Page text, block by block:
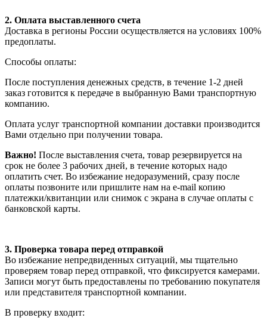
2. Оплата выставленного счета
Доставка в регионы России осуществляется на условиях 100%
предоплаты.
Способы оплаты:
После поступления денежных средств, в течение 1-2 дней
заказ готовится к передаче в выбранную Вами транспортную
компанию.
Оплата услуг транспортной компании доставки производится
Вами отдельно при получении товара.
Важно! После выставления счета, товар резервируется на
срок не более 3 рабочих дней, в течение которых надо
оплатить счет. Во избежание недоразумений, сразу после
оплаты позвоните или пришлите нам на e-mail копию
платежки/квитанции или снимок с экрана в случае оплаты с
банковской карты.
3. Проверка товара перед отправкой
Во избежание непредвиденных ситуаций, мы тщательно
проверяем товар перед отправкой, что фиксируется камерами.
Записи могут быть предоставлены по требованию покупателя
или представителя транспортной компании.
В проверку входит: